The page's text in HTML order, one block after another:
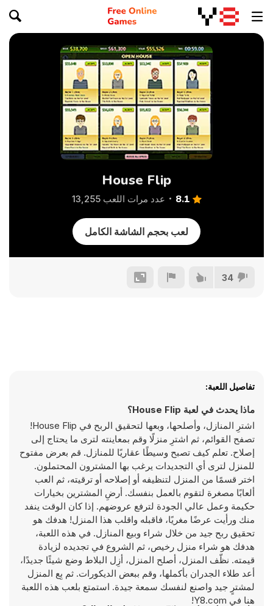
House Flip
8.1 عدد مرات اللعب 13,255
لعب بحجم الشاشة الكامل
34
تفاصيل اللعبة:
ماذا يحدث في لعبة House Flip؟
اشترِ المنازل، وأصلحها، وبعها لتحقيق الربح في House Flip!
تصفح القوائم، ثم اشترِ منزلًا وقم بمعاينته لترى ما يحتاج إلى
إصلاح. تعلم كيف تصبح وسيطًا عقاريًا للمنازل. قم بعرض مفتوح
للمنزل لترى أي التجديدات يرغب بها المشترون المحتملون.
اختر قسمًا من المنزل لتنظيفه أو إصلاحه أو ترقيته، ثم العب
ألعابًا مصغرة لتقوم بالعمل بنفسك. أرضِ المشترين بخيارات
حكيمة وعمل عالي الجودة لترفع عروضهم. إذا كان الوقت ينفد
منك ورأيت عرضًا مغريًا، فاقبله واقلب هذا المنزل! هدفك هو
تحقيق ربح جيد من خلال شراء وبيع المنازل. في هذه اللعبة،
هدفك هو شراء منزل رخيص، ثم الشروع في تجديده لزيادة
قيمته. نظّف المنزل، أصلح المنزل، أزِل البلاط وضع شيئًا جديدًا،
أعد طلاء الجدران بأكملها، وقم ببعض الديكورات. ثم بِع المنزل
لمشترٍ جيد واصنع لنفسك سمعة جيدة. استمتع بلعب هذه اللعبة
هنا في Y8.com!